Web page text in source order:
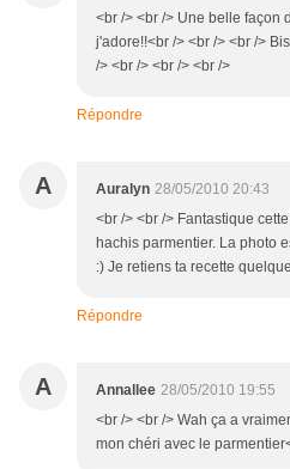
<br /> <br /> Une belle façon
j'adore!!<br /> <br /> <br />
/> <br /> <br /> <br />
Répondre
A Auralyn 28/05/2010 20:43
<br /> <br /> Fantastique
hachis parmentier. La photo
:) Je retiens ta recette
Répondre
A Annallee 28/05/2010 19:55
<br /> <br /> Wah ça a
mon chéri avec le